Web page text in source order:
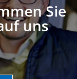
Sie
uns